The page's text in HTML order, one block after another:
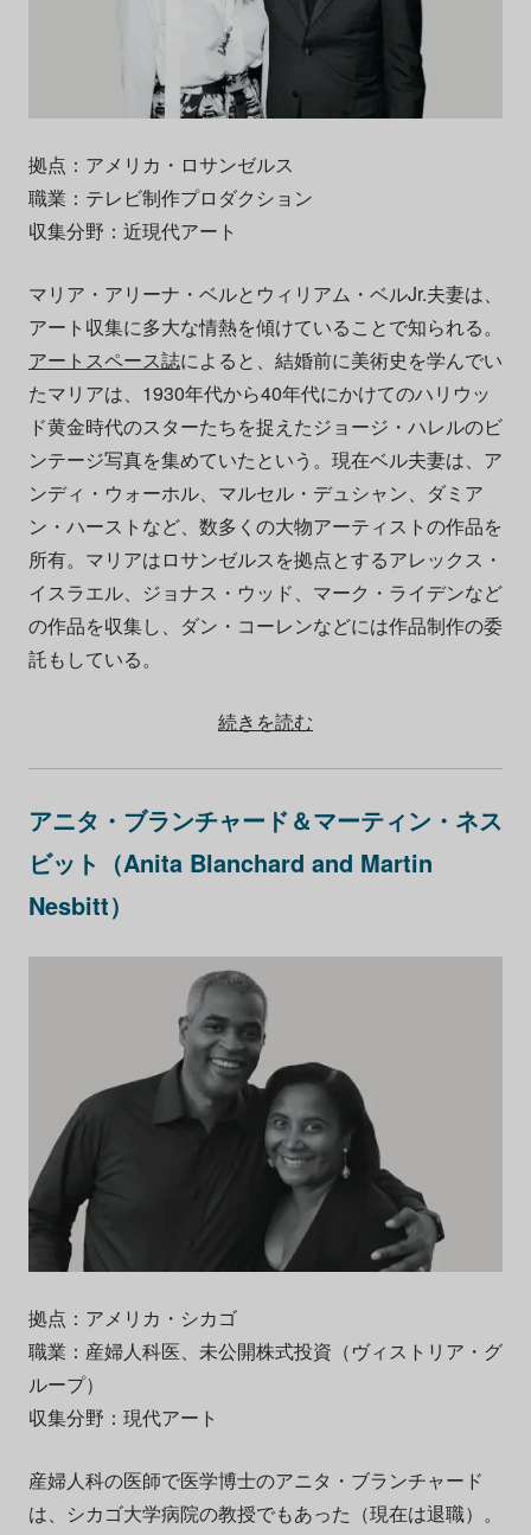
拠点：アメリカ・ロサンゼルス
職業：テレビ制作プロダクション
収集分野：近現代アート
マリア・アリーナ・ベルとウィリアム・ベルJr.夫妻は、
アート収集に多大な情熱を傾けていることで知られる。
アートスペース誌によると、結婚前に美術史を学んでい
たマリアは、1930年代から40年代にかけてのハリウッ
ド黄金時代のスターたちを捉えたジョージ・ハレルのビ
ンテージ写真を集めていたという。現在ベル夫妻は、ア
ンディ・ウォーホル、マルセル・デュシャン、ダミア
ン・ハーストなど、数多くの大物アーティストの作品を
所有。マリアはロサンゼルスを拠点とするアレックス・
イスラエル、ジョナス・ウッド、マーク・ライデンなど
の作品を収集し、ダン・コーレンなどには作品制作の委
託もしている。
続きを読む
アニタ・ブランチャード＆マーティン・ネス
ビット（Anita Blanchard and Martin
Nesbitt）
拠点：アメリカ・シカゴ
職業：産婦人科医、未公開株式投資（ヴィストリア・グ
ループ）
収集分野：現代アート
産婦人科の医師で医学博士のアニタ・ブランチャード
は、シカゴ大学病院の教授でもあった（現在は退職）。